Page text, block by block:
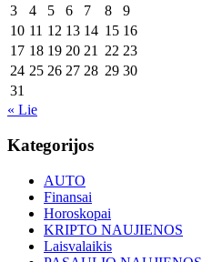
3
4 5 6 7 8
9
10 11 12 13 14 15 16
17 18 19 20 21 22 23
24 25 26 27 28 29 30
31
« Lie
Kategorijos
AUTO
Finansai
Horoskopai
KRIPTO NAUJIENOS
Laisvalaikis